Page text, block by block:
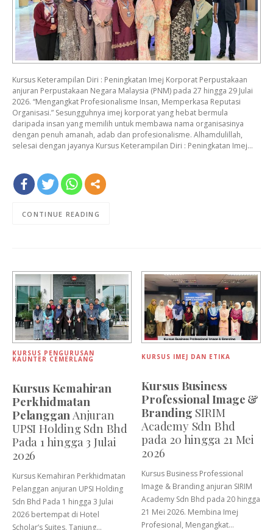
Kursus Keterampilan Diri : Peningkatan Imej Korporat Perpustakaan
anjuran Perpustakaan Negara Malaysia (PNM) pada 27 hingga 29 Julai
2026. “Mengangkat Profesionalisme Insan, Memperkasa Reputasi
Organisasi.” Sesungguhnya imej korporat yang hebat bermula
daripada insan yang memilih untuk membawa nama organisasinya
dengan penuh amanah, adab dan profesionalisme. Alhamdulillah,
selesai dengan jayanya Kursus Keterampilan Diri : Peningkatan Imej…
CONTINUE READING
KURSUS PENGURUSAN
KAUNTER CEMERLANG
Kursus Kemahiran
Perkhidmatan
PelangganAnjuran
UPSI Holding Sdn Bhd
Pada 1 hingga 3 Julai
2026
Kursus Kemahiran Perkhidmatan
Pelanggan anjuran UPSI Holding
Sdn Bhd Pada 1 hingga 3 Julai
2026 bertempat di Hotel
Scholar’s Suites, Tanjung…
KURSUS IMEJ DAN ETIKA
Kursus Business
Professional Image &
Branding SIRIM
Academy Sdn Bhd
pada 20 hingga 21 Mei
2026
Kursus Business Professional
Image & Branding anjuran SIRIM
Academy Sdn Bhd pada 20 hingga
21 Mei 2026. Membina Imej
Profesional, Mengangkat…